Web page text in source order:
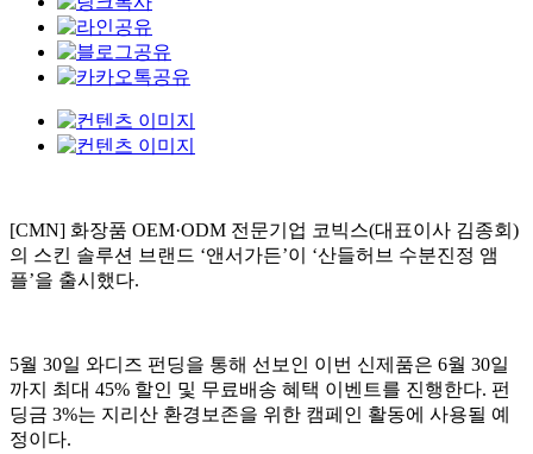
[CMN] 화장품 OEM·ODM 전문기업 코빅스(대표이사 김종회)
의 스킨 솔루션 브랜드 ‘앤서가든’이 ‘산들허브 수분진정 앰
플’을 출시했다.
5월 30일 와디즈 펀딩을 통해 선보인 이번 신제품은 6월 30일
까지 최대 45% 할인 및 무료배송 혜택 이벤트를 진행한다. 펀
딩금 3%는 지리산 환경보존을 위한 캠페인 활동에 사용될 예
정이다.